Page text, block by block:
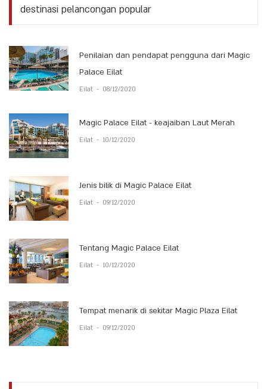
destinasi pelancongan popular
Penilaian dan pendapat pengguna dari Magic
Palace Eilat
Eilat - 08/12/2020
Magic Palace Eilat - keajaiban Laut Merah
Eilat - 10/12/2020
Jenis bilik di Magic Palace Eilat
Eilat - 09/12/2020
Tentang Magic Palace Eilat
Eilat - 10/12/2020
Tempat menarik di sekitar Magic Plaza Eilat
Eilat - 09/12/2020